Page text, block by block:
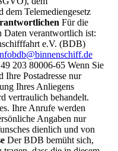
dem Telemediengesetz
Für die
Daten verantwortlich ist:
e.V. (BDB)
203 80006-65 Wenn Sie
Ihre Postadresse nur
Ihres Anliegens
vertraulich behandelt.
Ihre Anrufe werden
Angaben nur
dienlich und von
Der BDB bemüht sich,